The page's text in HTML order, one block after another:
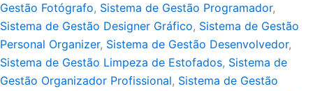
Gestão Fotógrafo, Sistema de Gestão Programador,
Sistema de Gestão Designer Gráfico, Sistema de Gestão
Personal Organizer, Sistema de Gestão Desenvolvedor,
Sistema de Gestão Limpeza de Estofados, Sistema de
Gestão Organizador Profissional, Sistema de Gestão